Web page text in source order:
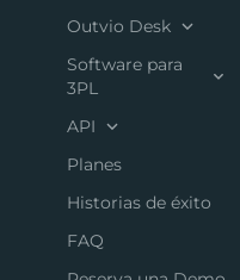
Outvio Desk
Software para
3PL
API
Planes
Historias de éxito
FAQ